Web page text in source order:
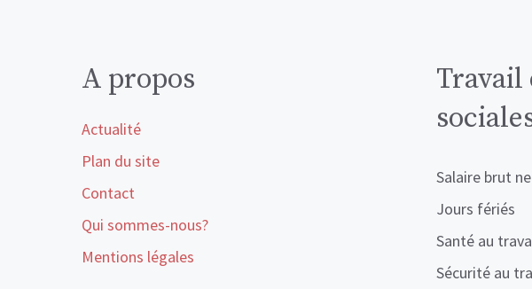
A propos
Actualité
Plan du site
Contact
Qui sommes-nous?
Mentions légales
Travail
Salaire brut
Jours fériés
Santé au
Sécurité au